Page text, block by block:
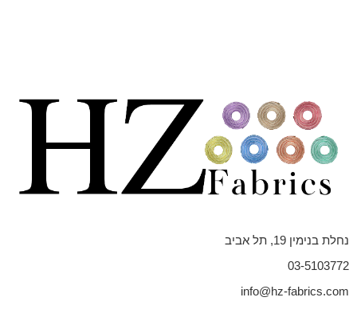
נחלת בנימין 19, תל אביב
03-5103772
info@hz-fabrics.com